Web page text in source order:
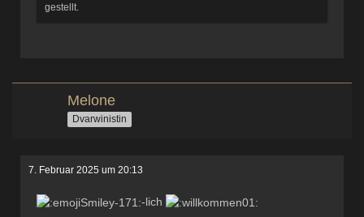
gestellt.
Melone
Dvarwinistin
7. Februar 2025 um 20:13
-lich